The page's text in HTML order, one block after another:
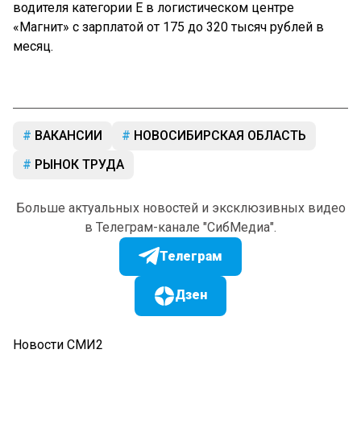
водителя категории Е в логистическом центре
«Магнит» с зарплатой от 175 до 320 тысяч рублей в
месяц.
ВАКАНСИИ
НОВОСИБИРСКАЯ ОБЛАСТЬ
РЫНОК ТРУДА
Больше актуальных новостей и эксклюзивных видео
в Телеграм-канале "СибМедиа".
Телеграм
Дзен
Новости СМИ2